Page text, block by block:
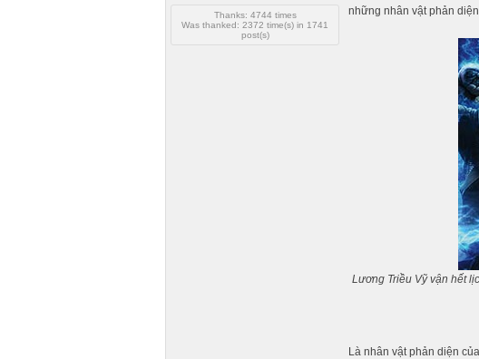
Thanks: 4744 times
Was thanked: 2372 time(s) in 1741
post(s)
những nhân vật phản
Lương Triều Vỹ vận hết
Là nhân vật phản diện